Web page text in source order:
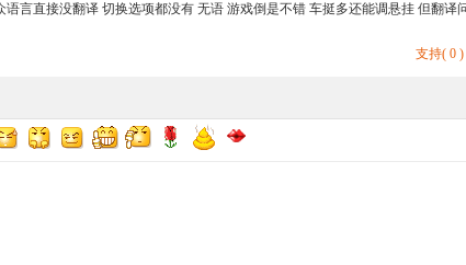
言直接没翻译 切换选项都没有 无语 游戏倒是不错 车挺多还能调悬挂 但翻译
支持( 0 )